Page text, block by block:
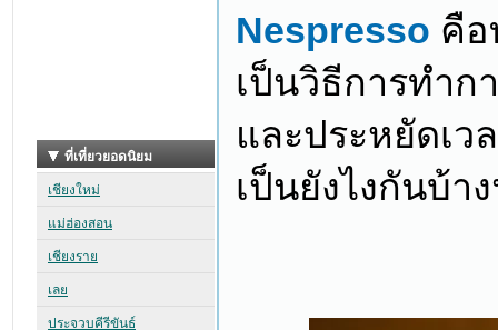
Nespresso คือ
เป็นวิธีการทำ
และประหยัดเว
เป็นยังไงกันบ้า